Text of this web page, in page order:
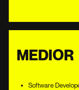
MEDIOR
Software